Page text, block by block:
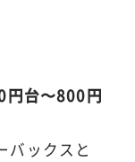
円台〜800円
バックスと